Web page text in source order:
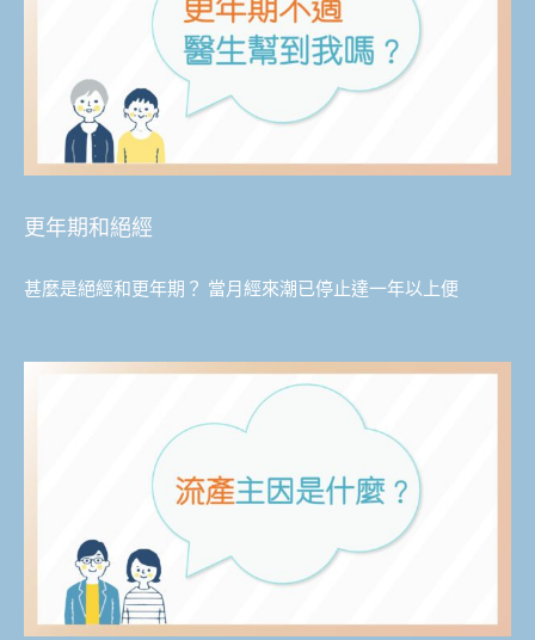
更年期和絕經
甚麼是絕經和更年期？ 當月經來潮已停止達一年以上便